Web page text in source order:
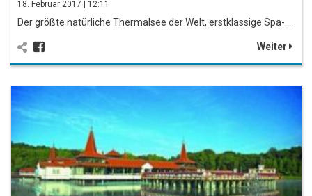
18. Februar 2017 | 12:11
Der größte natürliche Thermalsee der Welt, erstklassige Spa-…
Weiter